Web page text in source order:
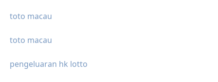
toto macau
toto macau
pengeluaran hk lotto